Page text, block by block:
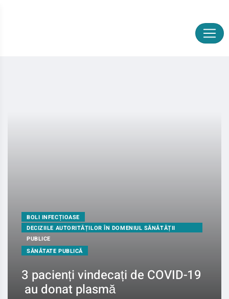
BOLI INFECȚIOASE
DECIZIILE AUTORITĂȚILOR ÎN DOMENIUL SĂNĂTĂȚII
PUBLICE
SĂNĂTATE PUBLICĂ
3 pacienți vindecați de COVID-19
au donat plasmă